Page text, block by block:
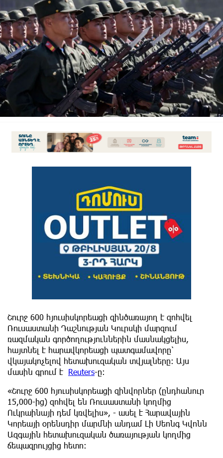
Շուրջ 600 հյուսիսկորեացի զինծառայող է զոհվել
Ռուսաստանի Դաշնության Կուրսկի մարզում
ռազմական գործողություններին մասնակցելիս,
հայտնել է հարավկորեացի պատգամավորը՝
վկայակոչելով հետախուզական տվյալները։ Այս
մասին գրում է Reuters-ը:
«Շուրջ 600 հյուսիսկորեացի զինվորներ (ընդհանուր
15,000-ից) զոհվել են Ռուսաստանի կողմից
Ուկրաինայի դեմ կռվելիս», - ասել է Հարավային
Կորեայի օրենսդիր մարմնի անդամ Լի Սեոնգ Կվոնն
Ազգային հետախուզական ծառայության կողմից
ճեպազրույցից հետո: